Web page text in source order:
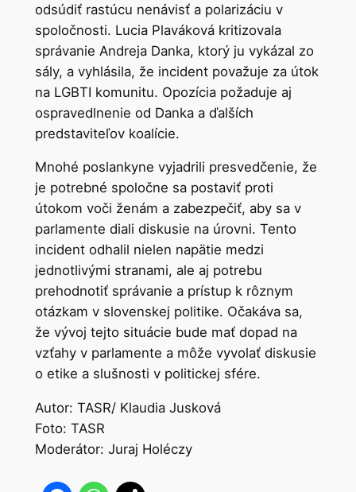
odsúdiť rastúcu nenávisť a polarizáciu v
spoločnosti. Lucia Plaváková kritizovala
správanie Andreja Danka, ktorý ju vykázal zo
sály, a vyhlásila, že incident považuje za útok
na LGBTI komunitu. Opozícia požaduje aj
ospravedlnenie od Danka a ďalších
predstaviteľov koalície.
Mnohé poslankyne vyjadrili presvedčenie, že
je potrebné spoločne sa postaviť proti
útokom voči ženám a zabezpečiť, aby sa v
parlamente diali diskusie na úrovni. Tento
incident odhalil nielen napätie medzi
jednotlivými stranami, ale aj potrebu
prehodnotiť správanie a prístup k rôznym
otázkam v slovenskej politike. Očakáva sa,
že vývoj tejto situácie bude mať dopad na
vzťahy v parlamente a môže vyvolať diskusie
o etike a slušnosti v politickej sfére.
Autor: TASR/ Klaudia Jusková
Foto: TASR
Moderátor: Juraj Holéczy